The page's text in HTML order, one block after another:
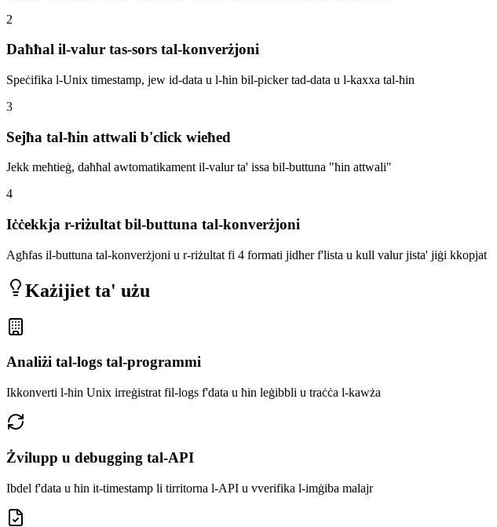
2
Daħħal il-valur tas-sors tal-konverżjoni
Speċifika l-Unix timestamp, jew id-data u l-ħin bil-picker tad-data u l-kaxxa tal-ħin
3
Sejħa tal-ħin attwali b'click wieħed
Jekk meħtieġ, daħħal awtomatikament il-valur ta' issa bil-buttuna "ħin attwali"
4
Iċċekkja r-riżultat bil-buttuna tal-konverżjoni
Agħfas il-buttuna tal-konverżjoni u r-riżultat fi 4 formati jidher f'lista u kull valur jista' jiġi kkopjat
Każijiet ta' użu
Analiżi tal-logs tal-programmi
Ikkonverti l-ħin Unix irreġistrat fil-logs f'data u ħin leġibbli u traċċa l-kawża
Żvilupp u debugging tal-API
Ibdel f'data u ħin it-timestamp li tirritorna l-API u vverifika l-imġiba malajr